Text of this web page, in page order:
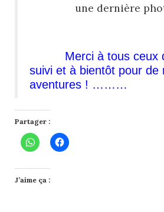
une dernière
Merci à tous ceux
suivi et à bientôt pour de
aventures ! ………
Partager :
J’aime ça :